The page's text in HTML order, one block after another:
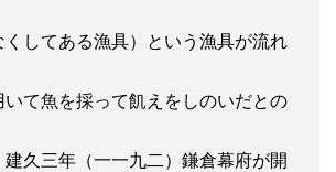
くしてある漁具）という漁具が流れ
いて魚を採って飢えをしのいだとの
久三年（一一九二）鎌倉幕府が開